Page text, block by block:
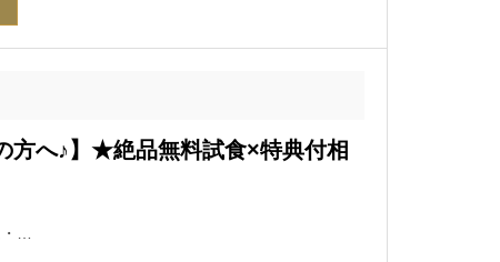
方へ♪】★絶品無料試食×特典付相
…